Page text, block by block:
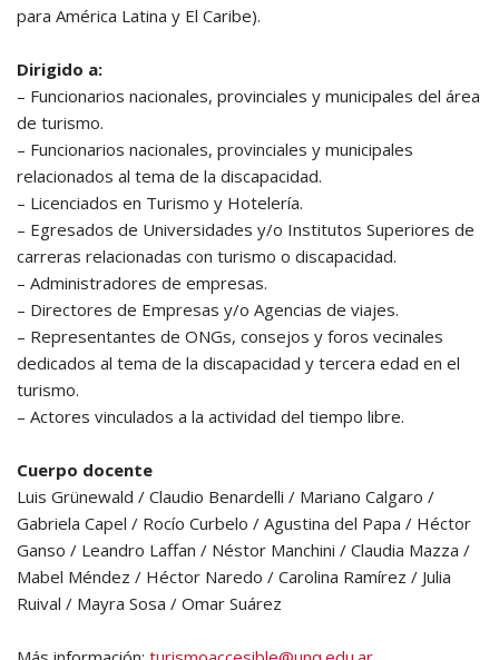
para América Latina y El Caribe).
Dirigido a:
– Funcionarios nacionales, provinciales y municipales del área
de turismo.
– Funcionarios nacionales, provinciales y municipales
relacionados al tema de la discapacidad.
– Licenciados en Turismo y Hotelería.
– Egresados de Universidades y/o Institutos Superiores de
carreras relacionadas con turismo o discapacidad.
– Administradores de empresas.
– Directores de Empresas y/o Agencias de viajes.
– Representantes de ONGs, consejos y foros vecinales
dedicados al tema de la discapacidad y tercera edad en el
turismo.
– Actores vinculados a la actividad del tiempo libre.
Cuerpo docente
Luis Grünewald / Claudio Benardelli / Mariano Calgaro /
Gabriela Capel / Rocío Curbelo / Agustina del Papa / Héctor
Ganso / Leandro Laffan / Néstor Manchini / Claudia Mazza /
Mabel Méndez / Héctor Naredo / Carolina Ramírez / Julia
Ruival / Mayra Sosa / Omar Suárez